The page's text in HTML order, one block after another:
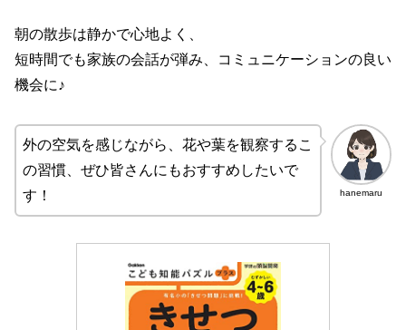
朝の散歩は静かで心地よく、
短時間でも家族の会話が弾み、コミュニケーションの良い
機会に♪
hanemaru
外の空気を感じながら、花や葉を観察するこ
の習慣、ぜひ皆さんにもおすすめしたいで
す！